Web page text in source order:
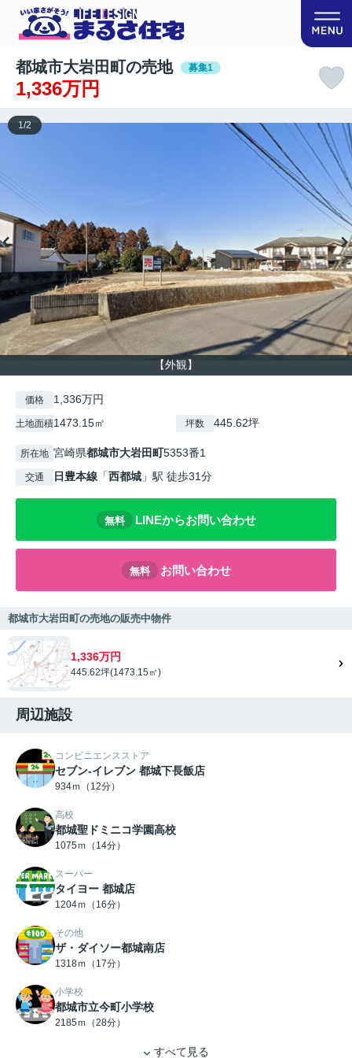
都城市大岩田町の売地 募集1
1,336万円
【外観】
1/2
価格 1,336万円
土地面積1473.15㎡ 坪数 445.62坪
所在地 宮崎県都城市大岩田町5353番1
交通 日豊本線 「西都城 」駅 徒歩31分
無料 LINEからお問い合わせ
無料 お問い合わせ
都城市大岩田町の売地の販売中物件
1,336万円
445.62坪(1473.15㎡)
周辺施設
コンビニエンスストア
セブン-イレブン 都城下長飯店
934ｍ（12分）
高校
都城聖ドミニコ学園高校
1075ｍ（14分）
スーパー
タイヨー 都城店
1204ｍ（16分）
その他
ザ・ダイソー都城南店
1318ｍ（17分）
小学校
都城市立今町小学校
2185ｍ（28分）
すべて見る